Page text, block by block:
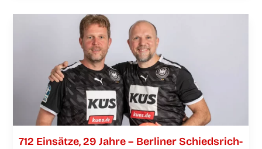
712 Ein­sät­ze, 29 Jah­re – Ber­li­ner Schieds­­­rich­­­